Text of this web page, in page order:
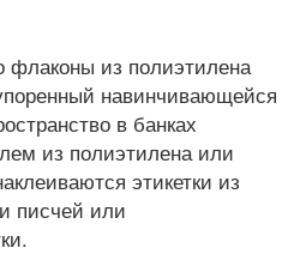
флаконы из полиэтилена
навинчивающейся
в банках
из полиэтилена или
этикетки из
писчей или
.